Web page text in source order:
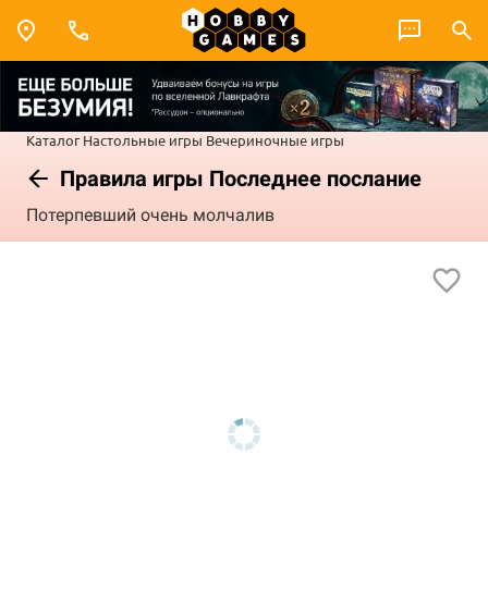
Каталог Настольные игры Вечериночные игры
Правила игры Последнее послание
Потерпевший очень молчалив